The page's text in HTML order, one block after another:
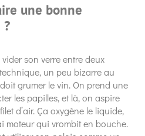
une bonne
vider son verre entre deux
un peu bizarre au
grumer le vin. On prend une
les papilles, et là, on aspire
d’air. Ça oxygène le liquide,
moteur qui vrombit en bouche.